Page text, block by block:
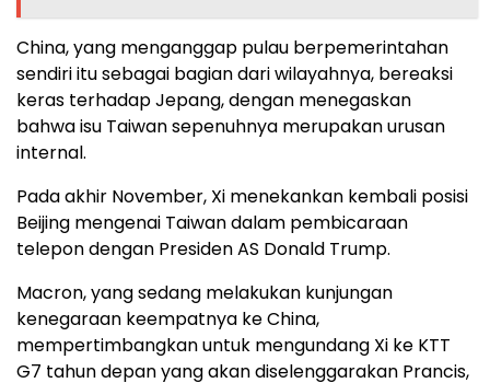
China, yang menganggap pulau berpemerintahan
sendiri itu sebagai bagian dari wilayahnya, bereaksi
keras terhadap Jepang, dengan menegaskan
bahwa isu Taiwan sepenuhnya merupakan urusan
internal.
Pada akhir November, Xi menekankan kembali posisi
Beijing mengenai Taiwan dalam pembicaraan
telepon dengan Presiden AS Donald Trump.
Macron, yang sedang melakukan kunjungan
kenegaraan keempatnya ke China,
mempertimbangkan untuk mengundang Xi ke KTT
G7 tahun depan yang akan diselenggarakan Prancis,